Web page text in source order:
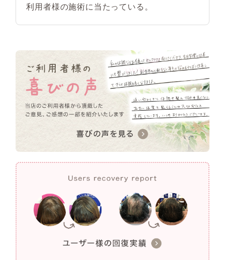
利用者様の施術に当たっている。